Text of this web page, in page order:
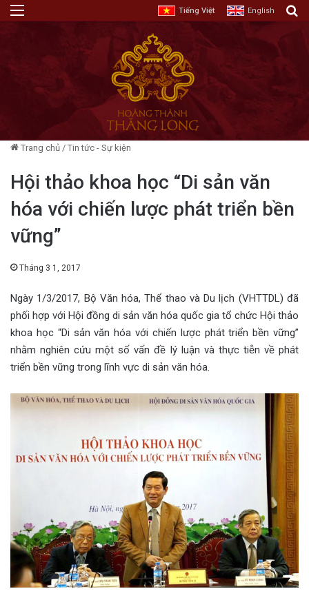
Tiếng Việt English
Trang chủ / Tin tức - Sự kiện
Hội thảo khoa học “Di sản văn
hóa với chiến lược phát triển bền
vững”
Tháng 3 1, 2017
Ngày 1/3/2017, Bộ Văn hóa, Thể thao và Du lịch (VHTTDL) đã
phối hợp với Hội đồng di sản văn hóa quốc gia tổ chức Hội thảo
khoa học “Di sản văn hóa với chiến lược phát triển bền vững”
nhằm nghiên cứu một số vấn đề lý luận và thực tiễn về phát
triển bền vững trong lĩnh vực di sản văn hóa.